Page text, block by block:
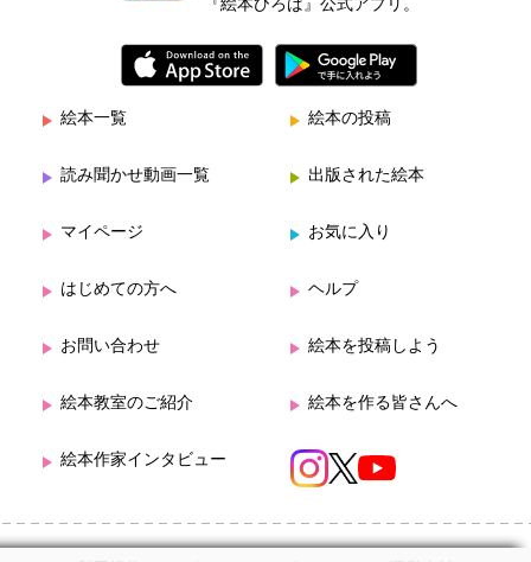
『絵本ひろば』公式アプリ。
絵本一覧 絵本の投稿
読み聞かせ動画一覧 出版された絵本
マイページ お気に入り
はじめての方へ ヘルプ
お問い合わせ 絵本を投稿しよう
絵本教室のご紹介 絵本を作る皆さんへ
絵本作家インタビュー